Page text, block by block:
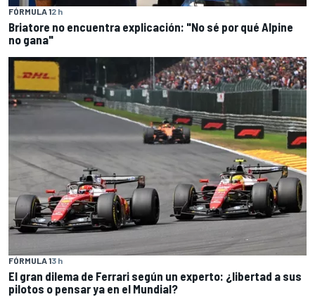
FÓRMULA 12 h
Briatore no encuentra explicación: "No sé por qué Alpine
no gana"
FÓRMULA 13 h
El gran dilema de Ferrari según un experto: ¿libertad a sus
pilotos o pensar ya en el Mundial?